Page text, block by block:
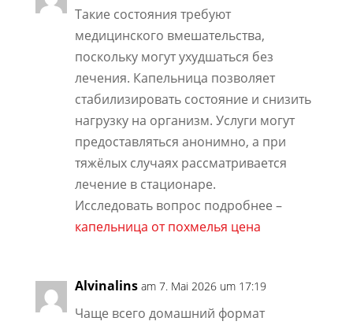
Такие состояния требуют
медицинского вмешательства,
поскольку могут ухудшаться без
лечения. Капельница позволяет
стабилизировать состояние и снизить
нагрузку на организм. Услуги могут
предоставляться анонимно, а при
тяжёлых случаях рассматривается
лечение в стационаре.
Исследовать вопрос подробнее –
капельница от похмелья цена
Alvinalins am 7. Mai 2026 um 17:19
Чаще всего домашний формат